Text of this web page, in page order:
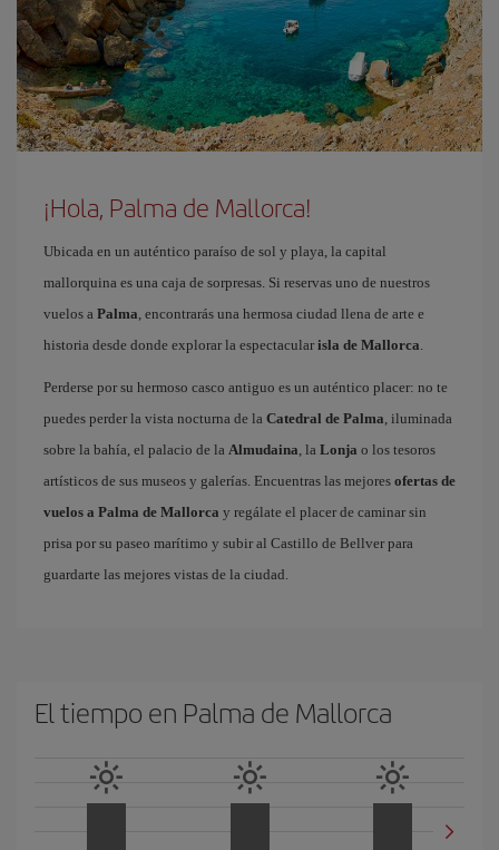
¡Hola, Palma de Mallorca!
Ubicada en un auténtico paraíso de sol y playa, la capital
mallorquina es una caja de sorpresas. Si reservas uno de nuestros
vuelos a Palma, encontrarás una hermosa ciudad llena de arte e
historia desde donde explorar la espectacular isla de Mallorca.
Perderse por su hermoso casco antiguo es un auténtico placer: no te
puedes perder la vista nocturna de la Catedral de Palma, iluminada
sobre la bahía, el palacio de la Almudaina, la Lonja o los tesoros
artísticos de sus museos y galerías. Encuentras las mejores ofertas de
vuelos a Palma de Mallorca y regálate el placer de caminar sin
prisa por su paseo marítimo y subir al Castillo de Bellver para
guardarte las mejores vistas de la ciudad.
El tiempo en Palma de Mallorca